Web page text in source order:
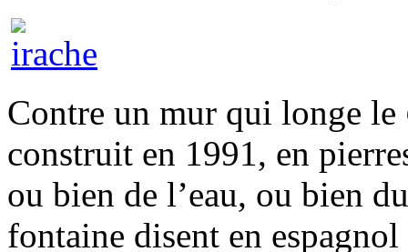
Contre un mur qui longe le
construit en 1991, en
ou bien de l’eau, ou bien
fontaine disent en